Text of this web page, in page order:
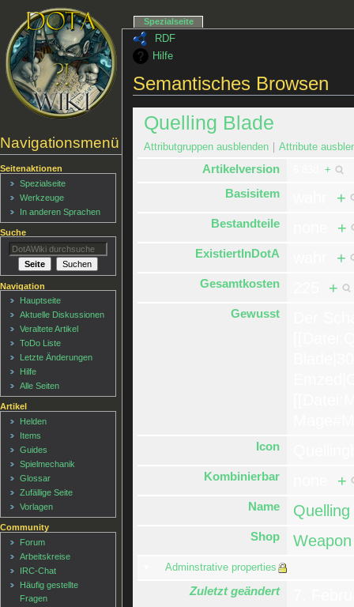
RDF
Hilfe
Semantisches Browsen
Quelling Blade
Attributgruppen ausblenden Attribute
Artikelversion +
Basisitem +
Bestandteile +
ExistiertInDotA +
Gesamtkosten +
Gewusst
Icon
Kombinierbar +
Name
Shop
Adminstrative properties
Zuletzt geändert
Navigationsmenü
Spezialseite
Seitenaktionen
Spezialseite
Werkzeuge
In anderen Sprachen
Suche
Navigation
Hauptseite
Aktuelle Diskussionen
Veraltete Artikel
ToDo Liste
Letzte Änderungen
Hilfe
Alle Seiten
Artikel
Helden
Items
Guides
Spielmechanik
Glossar
Zufällige Seite
Vorlagen
Community
Forum
Arbeitskreise
IRC-Chat
Häufig gestellte
Fragen